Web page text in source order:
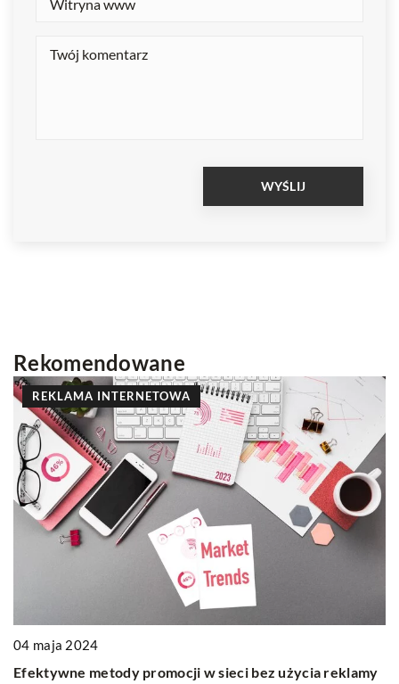
Rekomendowane
PROMOCJA W INTERNECIE
03 maja 2025
Strategie kreatywnego wykorzystania treści w